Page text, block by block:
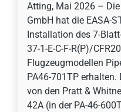
Atting, Mai 2026 –
GmbH hat die EASA-
Installation des 7-
37-1-E-C-F-R(P)/
Flugzeugmodellen
PA46-701TP erhalten.
von den Pratt &
42A (in der PA-46-